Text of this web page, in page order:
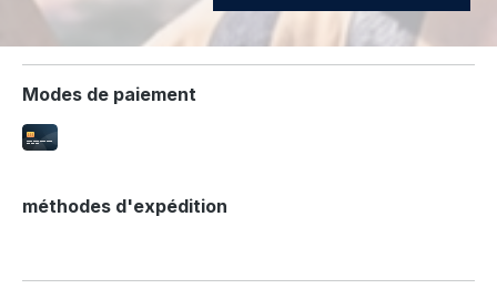
Modes de paiement
méthodes d'expédition